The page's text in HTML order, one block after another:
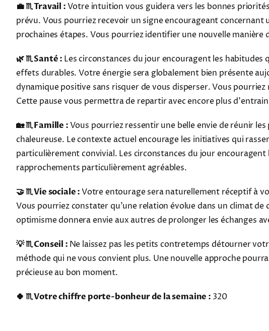
💼 ♏ Travail :Votre intuition vous guidera vers les bonnes
prévu. Vous pourriez recevoir un signe encourageant
prochaines étapes. Vous pourriez identifier une nouvelle
🌿 ♏ Santé : Les circonstances du jour encouragent les
effets durables. Votre énergie sera globalement bien présente
dynamique positive sans risquer de vous disperser. Vous
Cette pause vous permettra de repartir avec encore plus
🏡 ♏ Famille :Vous pourriez ressentir une belle envie de réunir
chaleureuse. Le contexte actuel encourage les initiatives qui
particulièrement convivial. Les circonstances du jour
rapprochements particulièrement agréables.
🤝 ♏ Vie sociale :Votre entourage sera naturellement réceptif à
Vous pourriez constater qu'une relation évolue dans un climat
optimisme donnera envie aux autres de prolonger les échanges
💡 ♏ Conseil : Ne laissez pas les petits contretemps détourner
méthode qui ne vous convient plus. Une nouvelle approche
précieuse au bon moment.
🍀 ♏ Votre chiffre porte-bonheur de la semaine : 320